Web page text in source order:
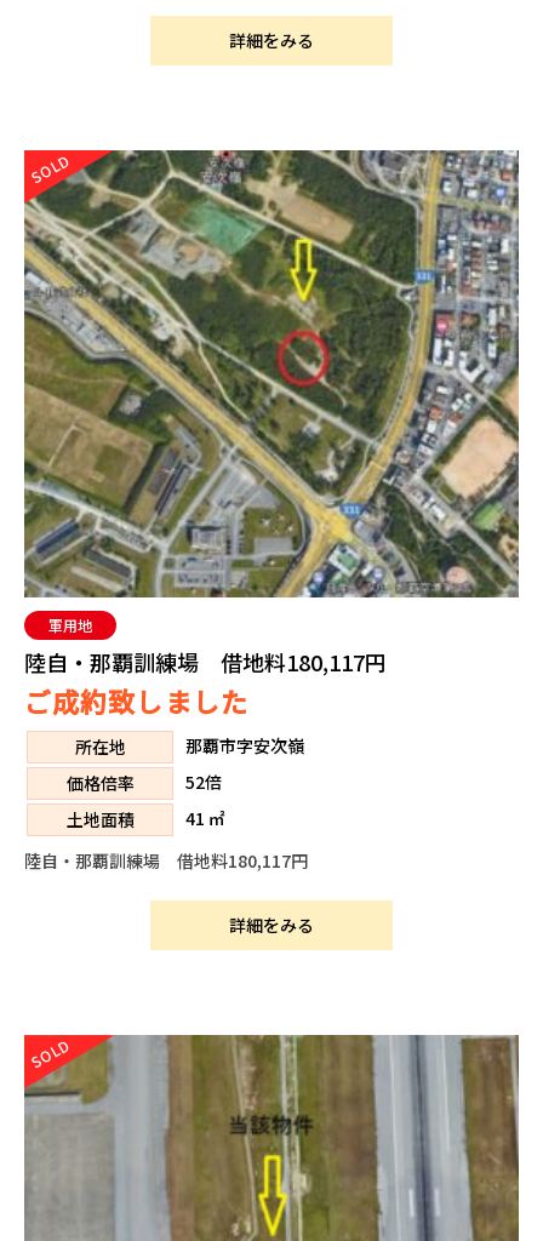
詳細をみる
SOLD
軍用地
陸自・那覇訓練場 借地料180,117円
ご成約致しました
所在地
那覇市字安次嶺
価格倍率
52倍
土地面積
41 ㎡
陸自・那覇訓練場 借地料180,117円
詳細をみる
SOLD